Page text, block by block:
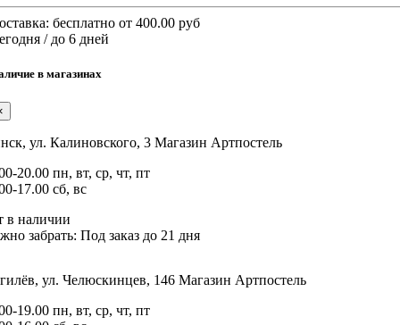
бесплатно от 400.00 руб
/ до 6 дней
в магазинах
ул. Калиновского, 3 Магазин Артпостель
20.00 пн, вт, ср, чт, пт
17.00 сб, вс
в наличии
забрать: Под заказ до 21 дня
ул. Челюскинцев, 146 Магазин Артпостель
19.00 пн, вт, ср, чт, пт